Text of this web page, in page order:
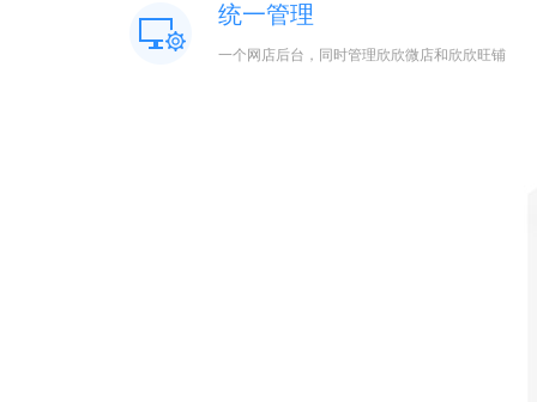
统一管理
一个网店后台，同时管理欣欣微店和欣欣旺铺